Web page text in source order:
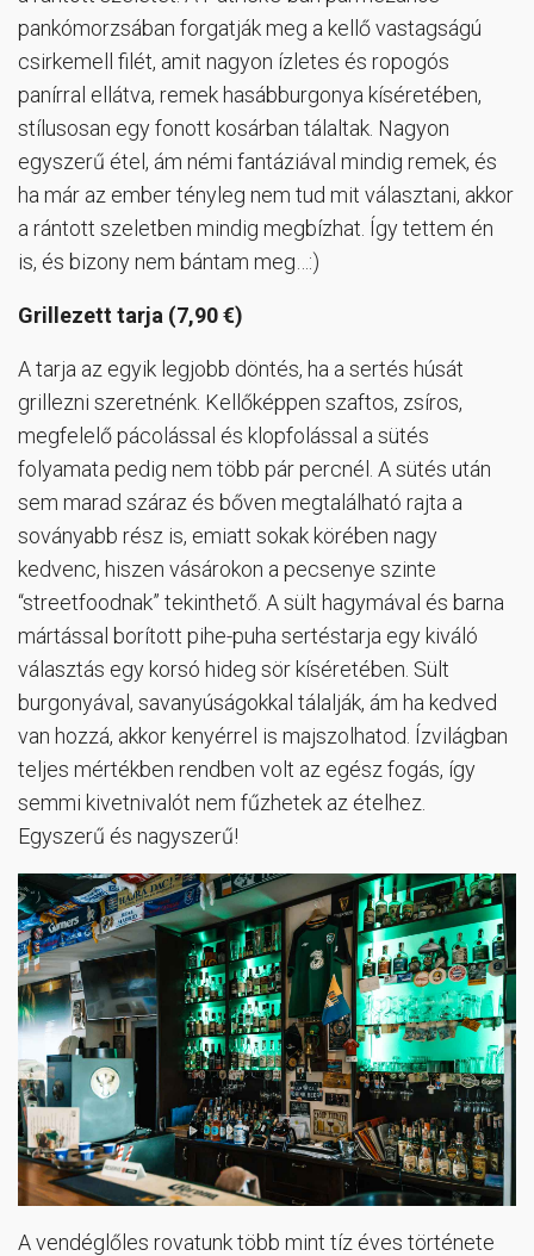
pankómorzsában forgatják meg a kellő vastagságú
csirkemell filét, amit nagyon ízletes és ropogós
panírral ellátva, remek hasábburgonya kíséretében,
stílusosan egy fonott kosárban tálaltak. Nagyon
egyszerű étel, ám némi fantáziával mindig remek, és
ha már az ember tényleg nem tud mit választani, akkor
a rántott szeletben mindig megbízhat. Így tettem én
is, és bizony nem bántam meg…:)
Grillezett tarja (7,90 €)
A tarja az egyik legjobb döntés, ha a sertés húsát
grillezni szeretnénk. Kellőképpen szaftos, zsíros,
megfelelő pácolással és klopfolással a sütés
folyamata pedig nem több pár percnél. A sütés után
sem marad száraz és bőven megtalálható rajta a
soványabb rész is, emiatt sokak körében nagy
kedvenc, hiszen vásárokon a pecsenye szinte
“streetfoodnak” tekinthető. A sült hagymával és barna
mártással borított pihe-puha sertéstarja egy kiváló
választás egy korsó hideg sör kíséretében. Sült
burgonyával, savanyúságokkal tálalják, ám ha kedved
van hozzá, akkor kenyérrel is majszolhatod. Ízvilágban
teljes mértékben rendben volt az egész fogás, így
semmi kivetnivalót nem fűzhetek az ételhez.
Egyszerű és nagyszerű!
A vendéglőles rovatunk több mint tíz éves története